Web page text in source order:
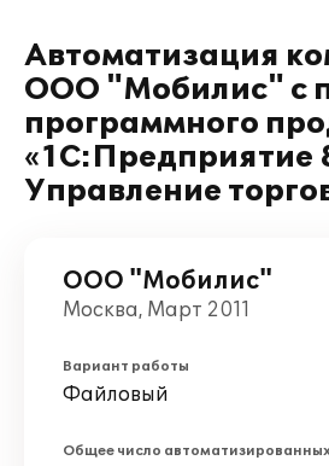
Автоматизация
ООО "Мобилис" с
программного
«1C:Предприятие
Управление
ООО "Мобилис"
Москва, Март 2011
Вариант работы
Файловый
Общее число